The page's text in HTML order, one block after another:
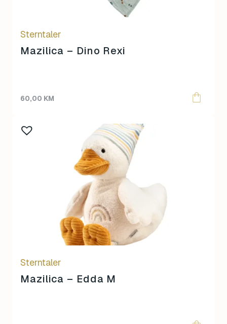
Sterntaler
Mazilica – Dino Rexi
60,00 KM
Sterntaler
Mazilica – Edda M